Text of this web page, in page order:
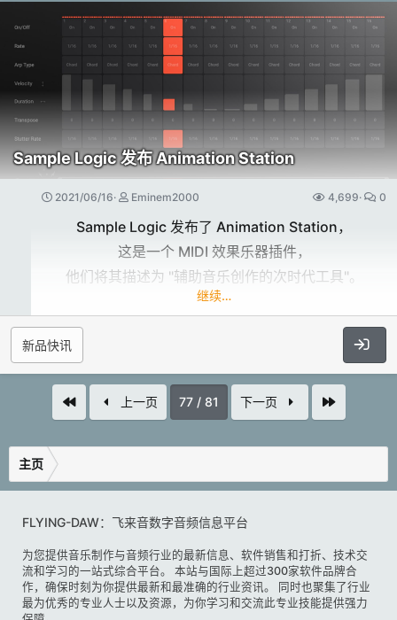
Origins Steel Tongue &...
让它听起来与启发它的原始硬件完全相同或更好。一点
也不输给它，而超越它。
抖动与失真​
Tape Eches 独家的 Drive & Dirt 功能让您快速轻松地
从温和的现实主义转变为奢华的饱和感。
将其设置为Just Dirt，并关闭混响，以获得老式磁带的
抖动而不重复-完美地将高清素材转换为低保真素材。
打点延迟​
打点延迟的数量捕捉到了经典磁带延迟硬件的深度。
模仿模拟磁带延迟头的声音、行为和定时，敲击旋钮的
数量可以在一次、两次或三次轻击之间轻松滑动。
才艺的海洋​
磁带回声具有超逼真的模拟延迟和弹簧混响，性能就像
真正的硬件一样。...​
Sketch D-Hole Guitar 附带一个 MIDI 包。
Midi Pack 包括 56 种伴奏风格和 45 种 Gypsy Jazz
吉他乐曲。
您可以在 Sketch D-Hole Guitar 的说明书中找到更详
细的说明。
需要完整版的 Kontakt（版本 6.1.1 或更高版本）。
免费的 Kontakt Player 不支持这个库。
特点说明：
水平在事后是可控的，以提供最大的声音灵
活性。
12 种技法。
Down、Up 和 Mute 上有 5 个力度层。其余的技法有 1
层力度。
4 种自动位置变化算法（Classic、Django、
特殊键盘模式。像弹钢琴一样弹奏 D-Hole 吉他。同
时，也可以改变位置。
触后（颤音）。
弹奏噪音循环（16 种风格的吉普赛爵士乐）。
主音色上的偏移控制 (CC110)（向下、向上、静音、
flageolet）。
Sample Logic 发布 Animation Station
2021/06/16 Eminem2000 4,699 0
Sample Logic 发布了 Animation Station，
这是一个 MIDI 效果乐器插件，
他们将其描述为 "辅助音乐创作的次时代工具"。
什么是 Animation Station ？​
辅助音乐创作就是它​
--ANIMATION STATION--辅助音乐创作的次时代工
具。
凭借其智能的 "步进动画 "引擎，
播放单个音符或和弦，让 ANIMATION STATION 带着
你的虚拟乐器进行创作。
播放、编辑，甚至导出MIDI数据，以便在插件之外使
继续…
新品快讯
首个 上一页 77 / 81 下一页 最近
主页
FLYING-DAW：飞来音数字音频信息平台
为您提供音乐制作与音频行业的最新信息、软件销售和打折、技术交
流和学习的一站式综合平台。 本站与国际上超过300家软件品牌合
作，确保时刻为你提供最新和最准确的行业资讯。 同时也聚集了行业
最为优秀的专业人士以及资源，为你学习和交流此专业技能提供强力